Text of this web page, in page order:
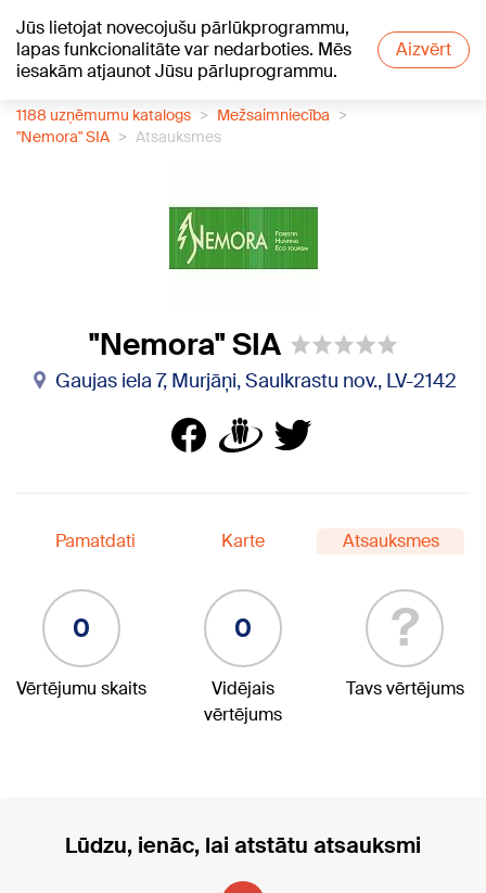
Jūs lietojat novecojušu pārlūkprogrammu,
lapas funkcionalitāte var nedarboties. Mēs
iesakām atjaunot Jūsu pārluprogrammu.
Aizvērt
+18°C
1188 uzņēmumu katalogs
Mežsaimniecība
"Nemora" SIA
Atsauksmes
"Nemora" SIA
Gaujas iela 7, Murjāņi, Saulkrastu nov., LV-2142
Pamatdati Karte Atsauksmes
0
Vērtējumu skaits
0
Vidējais
vērtējums
?
Tavs vērtējums
Lūdzu, ienāc, lai atstātu atsauksmi